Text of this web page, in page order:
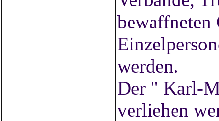
bewaffneten
werden.
Der " Karl-
verliehen